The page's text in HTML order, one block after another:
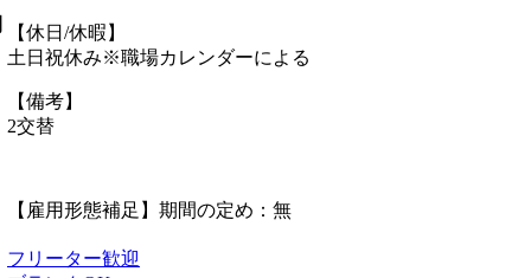
【休日/休暇】
土日祝休み※職場カレンダーによる
【備考】
2交替
【雇用形態補足】期間の定め：無
フリーター歓迎